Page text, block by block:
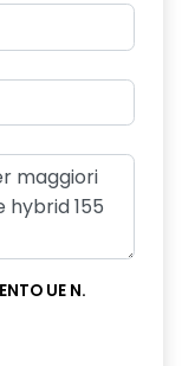
UE N.